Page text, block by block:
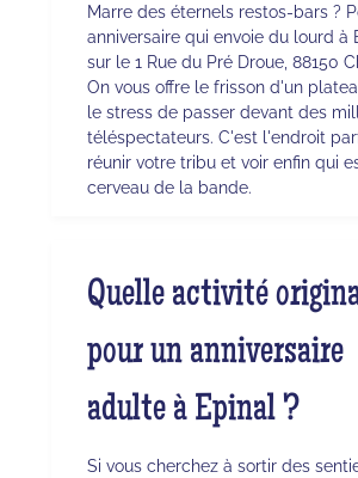
Marre des éternels restos-bars ?
anniversaire qui envoie du lourd à
sur le 1 Rue du Pré Droue, 88150
On vous offre le frisson d'un
le stress de passer devant des
téléspectateurs. C'est l'endroit
réunir votre tribu et voir enfin qui
cerveau de la bande.
Quelle activité
pour un anniversaire
adulte à Epinal ?
Si vous cherchez à sortir des